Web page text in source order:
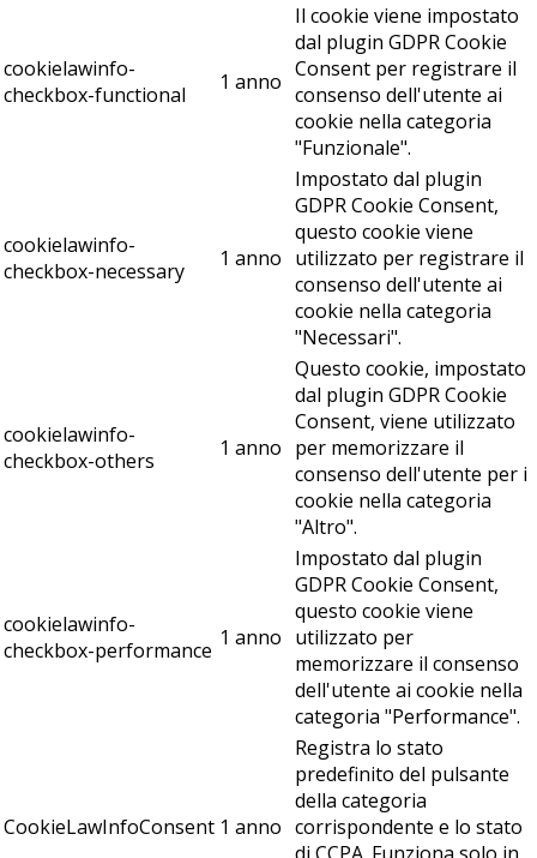
cookielawinfo-
checkbox-functional
1 anno
Il cookie viene impostato
dal plugin GDPR Cookie
Consent per registrare il
consenso dell'utente ai
cookie nella categoria
"Funzionale".
cookielawinfo-
checkbox-necessary
1 anno
Impostato dal plugin
GDPR Cookie Consent,
questo cookie viene
utilizzato per registrare il
consenso dell'utente ai
cookie nella categoria
"Necessari".
cookielawinfo-
checkbox-others
1 anno
Questo cookie, impostato
dal plugin GDPR Cookie
Consent, viene utilizzato
per memorizzare il
consenso dell'utente per i
cookie nella categoria
"Altro".
cookielawinfo-
checkbox-performance 1 anno
Impostato dal plugin
GDPR Cookie Consent,
questo cookie viene
utilizzato per
memorizzare il consenso
dell'utente ai cookie nella
categoria "Performance".
CookieLawInfoConsent 1 anno
Registra lo stato
predefinito del pulsante
della categoria
corrispondente e lo stato